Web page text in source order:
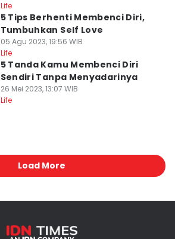
Life
5 Tips Berhenti Membenci Diri,
Tumbuhkan Self Love
05 Agu 2023, 19:56 WIB
Life
5 Tanda Kamu Membenci Diri
Sendiri Tanpa Menyadarinya
26 Mei 2023, 13:07 WIB
Life
Load More